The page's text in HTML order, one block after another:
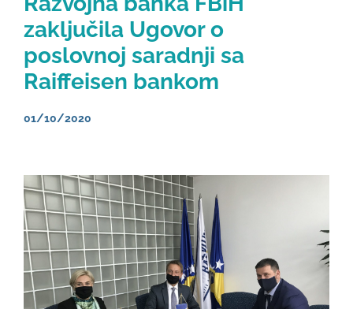
zaključila Ugovor o
poslovnoj saradnji sa
Raiffeisen bankom
01/10/2020